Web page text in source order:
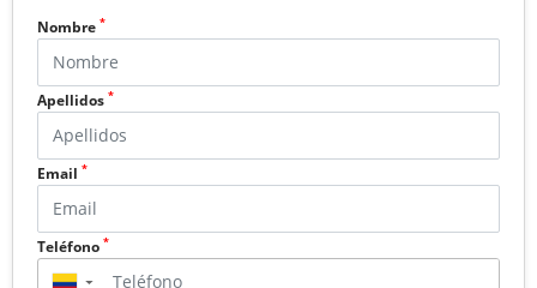
Nombre *
Apellidos *
Email *
Teléfono *
▼